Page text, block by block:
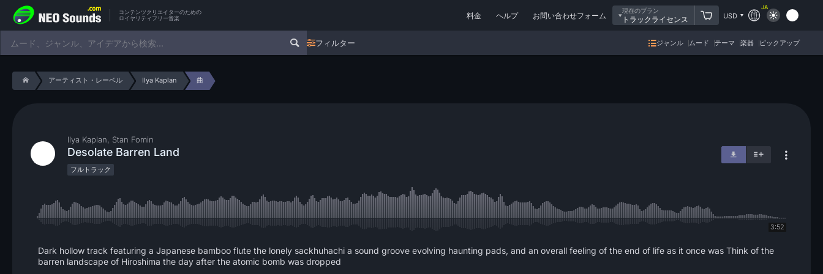
コンテンツクリエイターのための
ロイヤリティフリー音楽
料金 ヘルプ お問い合わせフォーム
現在のプラン
トラックライセンス USD
JA
フィルター ジャンル ムード テーマ 楽器 ピックアップ
アーティスト・レーベル Ilya Kaplan 曲
Ilya Kaplan, Stan Fomin
Desolate Barren Land
フルトラック
3:52
Dark hollow track featuring a Japanese bamboo flute the lonely sackhuhachi a sound groove evolving haunting pads, and an overall feeling of the end of life as it once was Think of the
barren landscape of Hiroshima the day after the atomic bomb was dropped